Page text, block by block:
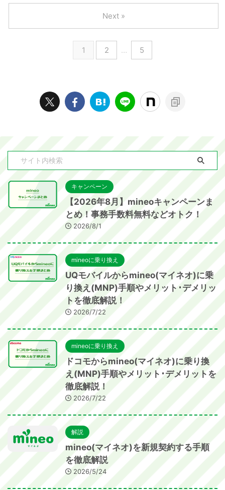
1 2 … 5
Next »
キャンペーン
【2026年8月】mineoキャンペーンま
とめ！事務手数料無料などオトク！
2026/8/1
mineoに乗り換え
UQモバイルからmineo(マイネオ)に乗
り換え(MNP)手順やメリット･デメリッ
トを徹底解説！
2026/7/22
mineoに乗り換え
ドコモからmineo(マイネオ)に乗り換
え(MNP)手順やメリット･デメリットを
徹底解説！
2026/7/22
解説
mineo(マイネオ)を新規契約する手順
を徹底解説
2026/5/24